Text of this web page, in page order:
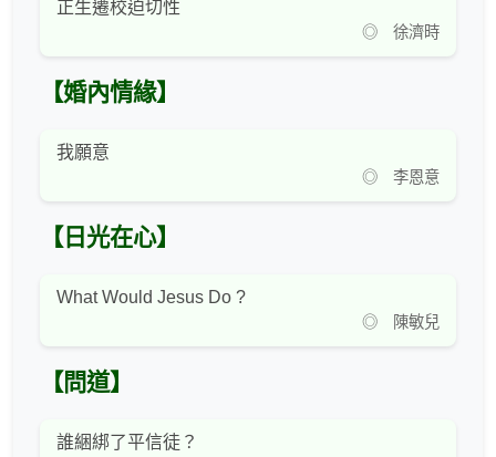
正生遷校迫切性
◎ 徐濟時
【婚內情緣】
我願意
◎ 李恩意
【日光在心】
What Would Jesus Do ?
◎ 陳敏兒
【問道】
誰綑綁了平信徒？